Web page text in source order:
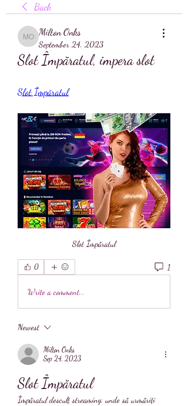
Back
Milton Onks
Milton Onks
September 24, 2023
Slot Împăratul, impera slot
Slot Împăratul
Slot Împăratul
0 1
Write a comment...
Newest
Milton Onks
Sep 24, 2023
Slot Împăratul
Împăratul desculț streaming: unde să urmăriți